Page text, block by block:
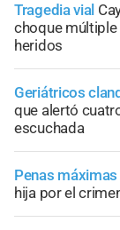
Tragedia vial
choque múltiple
heridos
Geriátricos
que alertó
escuchada
Penas máximas
hija por el